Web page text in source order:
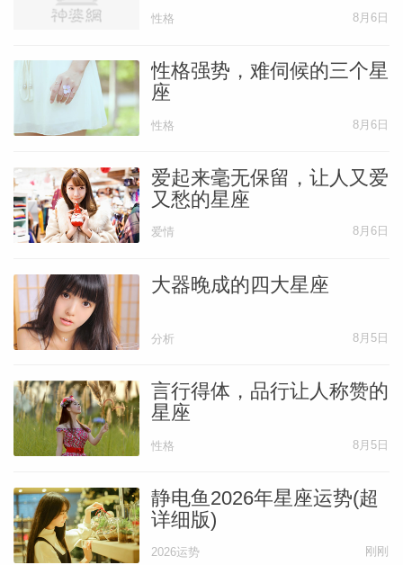
性格 8月6日
性格强势，难伺候的三个星
座
性格 8月6日
爱起来毫无保留，让人又爱
又愁的星座
爱情 8月6日
大器晚成的四大星座
分析 8月5日
言行得体，品行让人称赞的
星座
性格 8月5日
静电鱼2026年星座运势(超
详细版)
2026运势 刚刚